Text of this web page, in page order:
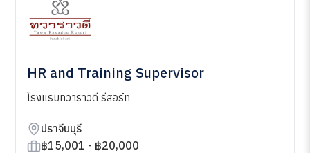
HR and Training Supervisor
โรงแรมทวาราวดี รีสอร์ท
ปราจีนบุรี
฿15,001 - ฿20,000